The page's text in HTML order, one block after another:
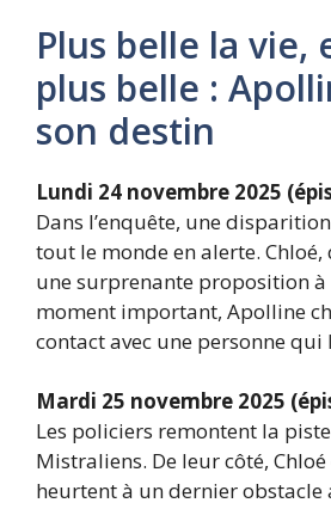
Plus belle la vie,
plus belle :
son destin
Lundi 24 novembre 2025
Dans l’enquête, une
tout le monde en alerte.
une surprenante proposition à
moment important, Apolline
contact avec une personne qui
Mardi 25 novembre 2025
Les policiers remontent la
Mistraliens. De leur côté,
heurtent à un dernier obstacle